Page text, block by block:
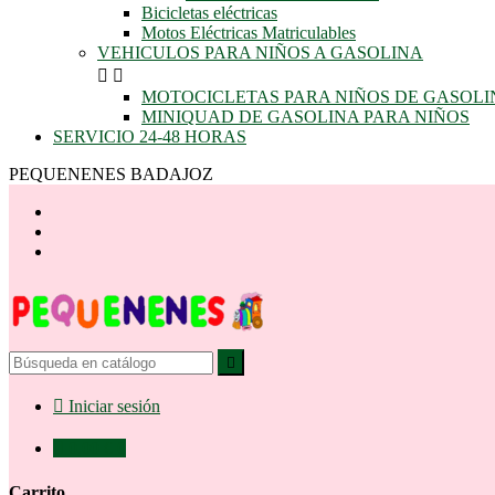
Bicicletas eléctricas
Motos Eléctricas Matriculables
VEHICULOS PARA NIÑOS A GASOLINA
 
MOTOCICLETAS PARA NIÑOS DE
MINIQUAD DE GASOLINA PARA NIÑOS
SERVICIO 24-48 HORAS
PEQUENENES BADAJOZ

 Iniciar sesión